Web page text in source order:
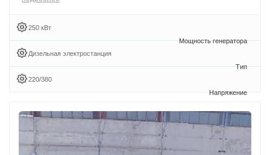
250 кВт
Дизельная электростанция
220/380